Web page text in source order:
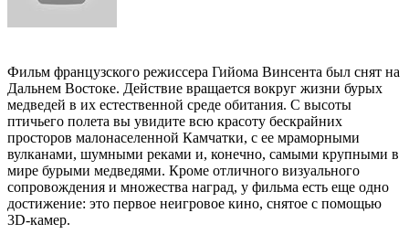
Фильм французского режиссера Гийома Винсента был снят на
Дальнем Востоке. Действие вращается вокруг жизни бурых
медведей в их естественной среде обитания. С высоты
птичьего полета вы увидите всю красоту бескрайних
просторов малонаселенной Камчатки, с ее мраморными
вулканами, шумными реками и, конечно, самыми крупными в
мире бурыми медведями. Кроме отличного визуального
сопровождения и множества наград, у фильма есть еще одно
достижение: это первое неигровое кино, снятое с помощью
3D-камер.